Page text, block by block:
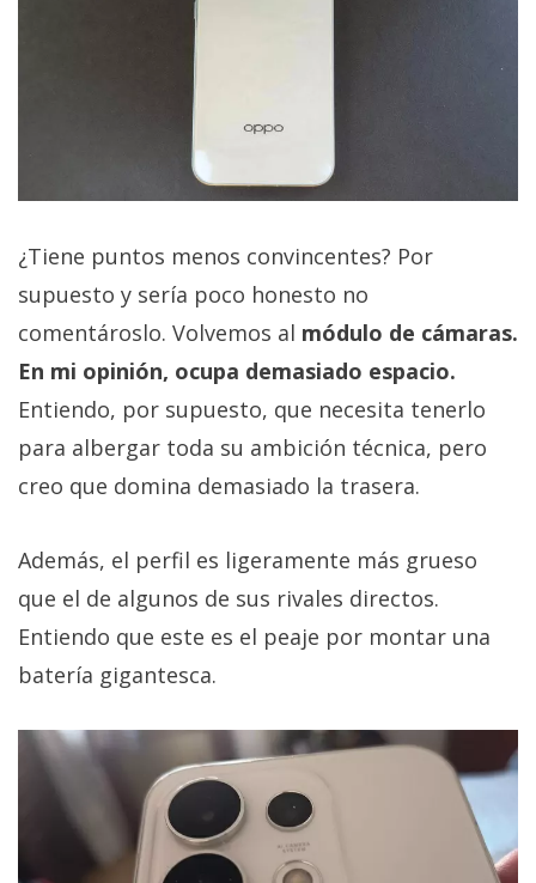
¿Tiene puntos menos convincentes? Por
supuesto y sería poco honesto no
comentároslo. Volvemos al módulo de cámaras.
En mi opinión, ocupa demasiado espacio.
Entiendo, por supuesto, que necesita tenerlo
para albergar toda su ambición técnica, pero
creo que domina demasiado la trasera.
Además, el perfil es ligeramente más grueso
que el de algunos de sus rivales directos.
Entiendo que este es el peaje por montar una
batería gigantesca.